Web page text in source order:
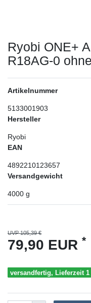
Ryobi ONE+
R18AG-0
Artikelnummer
5133001903
Hersteller
Ryobi
EAN
4892210123657
Versandgewicht
4000 g
UVP 105,39 €
79,90 EUR *
versandfertig, Lieferzeit 1